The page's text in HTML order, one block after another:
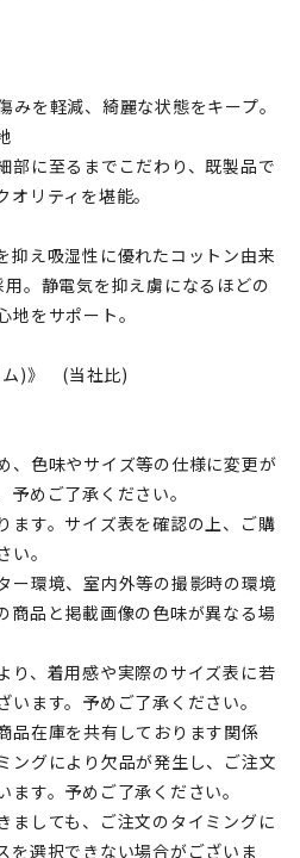
を軽減、綺麗な状態をキープ。
部に至るまでこだわり、既製品で
リティを堪能。
抑え吸湿性に優れたコットン由来
。静電気を抑え虜になるほどの
をサポート。
ム)》 (当社比)
、色味やサイズ等の仕様に変更が
めご了承ください。
す。サイズ表を確認の上、ご購
。
ー環境、室内外等の撮影時の環境
商品と掲載画像の色味が異なる場
、着用感や実際のサイズ表に若
ます。予めご了承ください。
品在庫を共有しております関係
ングにより欠品が発生し、ご注文
す。予めご了承ください。
しても、ご注文のタイミングに
を選択できない場合がございま